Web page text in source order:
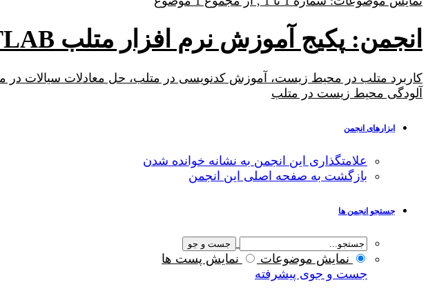
انجمن: پکیج آموزش نرم افزار متلب MATLAB
آلودگی محیط زیست در متلب
ابزارهای انجمن
علامتگذاری این انجمن به نشانه خوانده شدن
بازگشت به صفحه اصلی این انجمن
جستجو انجمن ها
نمایش موضوعات
نمایش پست ها
جست و جوی پیشرفته